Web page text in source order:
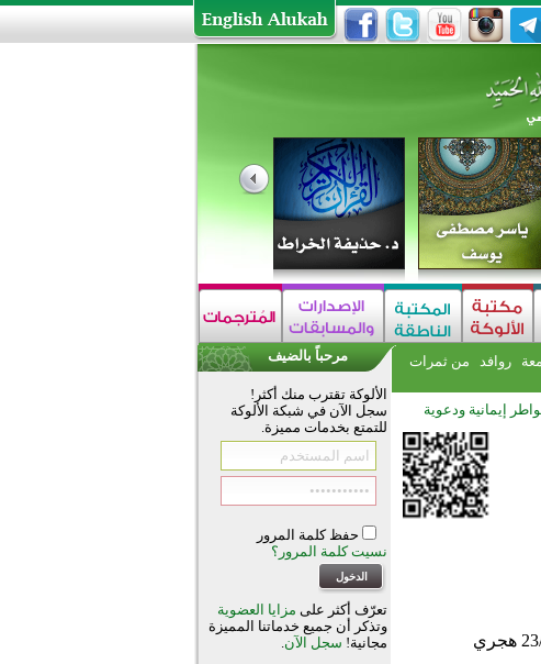
روافد
من ثمرات
إيمانية ودعوية
مرحباً بالضيف
الألوكة تقترب منك أكثر!
سجل الآن في شبكة الألوكة
للتمتع بخدمات مميزة.
حفظ كلمة المرور
نسيت كلمة المرور؟
تعرّف أكثر على مزايا العضوية
وتذكر أن جميع خدماتنا المميزة
مجانية! سجل الآن.